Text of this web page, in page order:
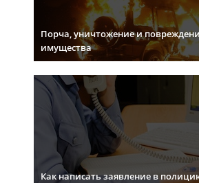
Порча, уничтожение и
имущества
Как написать заявление в